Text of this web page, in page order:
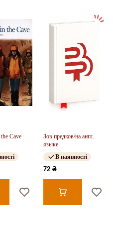
Cave
Зов предков/на англ.
языке
В наявності
72 ₴